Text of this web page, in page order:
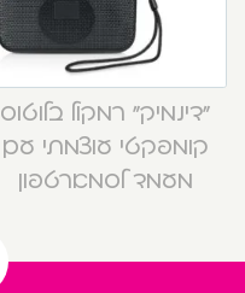
“דינמיק” רמקול בלוטוס
קומפקטי עוצמתי עם
מעמד לסמארטפון